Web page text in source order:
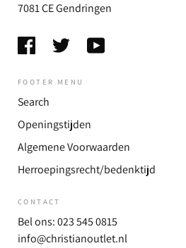
7081 CE Gendringen
FOOTER MENU
Search
Openingstijden
Algemene Voorwaarden
Herroepingsrecht/bedenktijd
CONTACT
Bel ons: 023 545 0815
info@christianoutlet.nl